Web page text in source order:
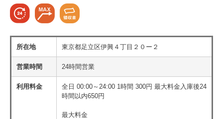
所在地 東京都足立区伊興４丁目２０ー２
営業時間 24時間営業
利用料金
全日 00:00～24:00 1時間 300円 最大料金入庫後24
時間以内650円
最大料金